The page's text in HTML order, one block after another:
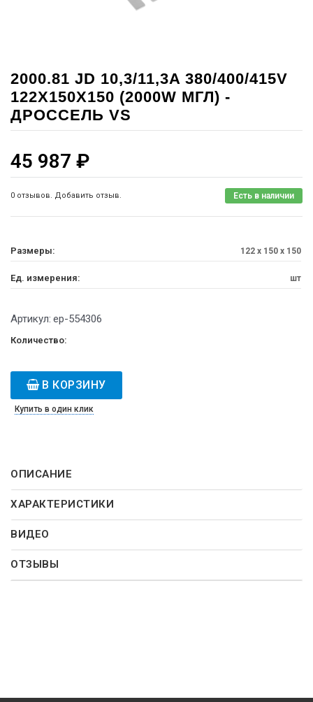
2000.81 JD 10,3/11,3A 380/400/415V
122X150X150 (2000W МГЛ) -
ДРОССЕЛЬ VS
45 987 ₽
0 отзывов. Добавить отзыв. Есть в наличии
Размеры: 122 x 150 x 150
Ед. измерения: шт
Артикул: ep-554306
Количество:
В КОРЗИНУ
Купить в один клик
ОПИСАНИЕ
ХАРАКТЕРИСТИКИ
ВИДЕО
ОТЗЫВЫ